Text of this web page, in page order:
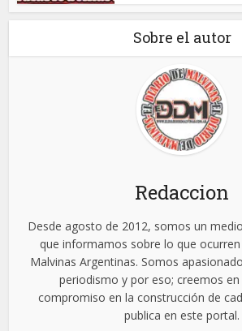
Sobre el autor
Redaccion
Desde agosto de 2012, somos un
que informamos sobre lo que
Malvinas Argentinas. Somos
periodismo y por eso; creemos
compromiso en la construcción de
publica en este portal.